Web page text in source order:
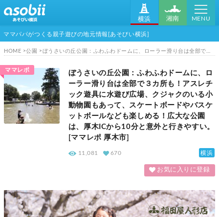
横浜 湘南 MENU
ママパパがつくる親子遊びの地元情報[あそびい横浜]
HOME 公園 ぼうさいの丘公園：ふわふわドームに、ローラー滑り台は全部で３カ所も！アスレチック遊具に水遊び広場、クジャクのいる小動物園もあって、スケートボードやバスケットボールなども楽しめる！広大な公園は、厚木ICから10分と意外と行きやすい。[ママレポ 厚木市]
ママレポ
ぼうさいの丘公園：ふわふわドームに、ロ
ーラー滑り台は全部で３カ所も！アスレチ
ック遊具に水遊び広場、クジャクのいる小
動物園もあって、スケートボードやバスケ
ットボールなども楽しめる！広大な公園
は、厚木ICから10分と意外と行きやすい。
[ママレポ 厚木市]
横浜
11,081 670
お気に入りに登録